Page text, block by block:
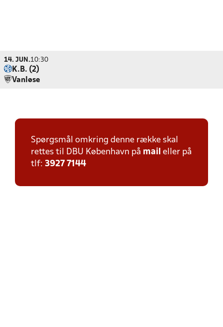
14. JUN.10:30
K.B. (2)
Vanløse
Spørgsmål omkring denne række skal
rettes til DBU København på mail eller på
tlf: 3927 7144